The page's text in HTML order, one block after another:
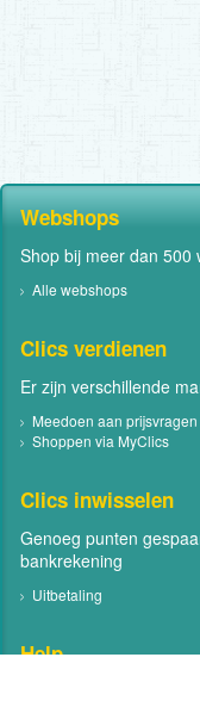
Webshops
Shop bij meer dan 500
Alle webshops
Clics verdienen
Er zijn verschillende
Meedoen aan prijsvragen
Shoppen via MyClics
Clics inwisselen
Genoeg punten
bankrekening
Uitbetaling
Help